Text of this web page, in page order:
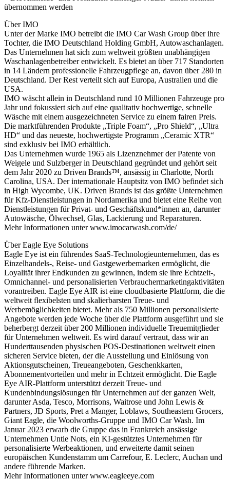
übernommen werden
Über IMO
Unter der Marke IMO betreibt die IMO Car Wash Group über ihre
Tochter, die IMO Deutschland Holding GmbH, Autowaschanlagen.
Das Unternehmen hat sich zum weltweit größten unabhängigen
Waschanlagenbetreiber entwickelt. Es bietet an über 717 Standorten
in 14 Ländern professionelle Fahrzeugpflege an, davon über 280 in
Deutschland. Der Rest verteilt sich auf Europa, Australien und die
USA.
IMO wäscht allein in Deutschland rund 10 Millionen Fahrzeuge pro
Jahr und fokussiert sich auf eine qualitativ hochwertige, schnelle
Wäsche mit einem ausgezeichneten Service zu einem fairen Preis.
Die marktführenden Produkte „Triple Foam“, „Pro Shield“, „Ultra
HD“ und das neueste, hochwertigste Programm „Ceramic XTR“
sind exklusiv bei IMO erhältlich.
Das Unternehmen wurde 1965 als Lizenznehmer der Patente von
Weigele und Sulzberger in Deutschland gegründet und gehört seit
dem Jahr 2020 zu Driven Brands™, ansässig in Charlotte, North
Carolina, USA. Der internationale Hauptsitz von IMO befindet sich
in High Wycombe, UK. Driven Brands ist das größte Unternehmen
für Kfz-Dienstleistungen in Nordamerika und bietet eine Reihe von
Dienstleistungen für Privat- und Geschäftskund*innen an, darunter
Autowäsche, Ölwechsel, Glas, Lackierung und Reparaturen.
Mehr Informationen unter www.imocarwash.com/de/
Über Eagle Eye Solutions
Eagle Eye ist ein führendes SaaS-Technologieunternehmen, das es
Einzelhandels-, Reise- und Gastgewerbemarken ermöglicht, die
Loyalität ihrer Endkunden zu gewinnen, indem sie ihre Echtzeit-,
Omnichannel- und personalisierten Verbrauchermarketingaktivitäten
vorantreiben. Eagle Eye AIR ist eine cloudbasierte Plattform, die die
weltweit flexibelsten und skalierbarsten Treue- und
Werbemöglichkeiten bietet. Mehr als 750 Millionen personalisierte
Angebote werden jede Woche über die Plattform ausgeführt und sie
beherbergt derzeit über 200 Millionen individuelle Treuemitglieder
für Unternehmen weltweit. Es wird darauf vertraut, dass wir an
Hunderttausenden physischen POS-Destinationen weltweit einen
sicheren Service bieten, der die Ausstellung und Einlösung von
Aktionsgutscheinen, Treueangeboten, Geschenkkarten,
Abonnementvorteilen und mehr in Echtzeit ermöglicht. Die Eagle
Eye AIR-Plattform unterstützt derzeit Treue- und
Kundenbindungslösungen für Unternehmen auf der ganzen Welt,
darunter Asda, Tesco, Morrisons, Waitrose und John Lewis &
Partners, JD Sports, Pret a Manger, Loblaws, Southeastern Grocers,
Giant Eagle, die Woolworths-Gruppe und IMO Car Wash. Im
Januar 2023 erwarb die Gruppe das in Frankreich ansässige
Unternehmen Untie Nots, ein KI-gestütztes Unternehmen für
personalisierte Werbeaktionen, und erweiterte damit seinen
europäischen Kundenstamm um Carrefour, E. Leclerc, Auchan und
andere führende Marken.
Mehr Informationen unter www.eagleeye.com